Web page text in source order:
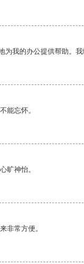
我的办公提供帮助。
能忘怀。
旷神怡。
非常方便。